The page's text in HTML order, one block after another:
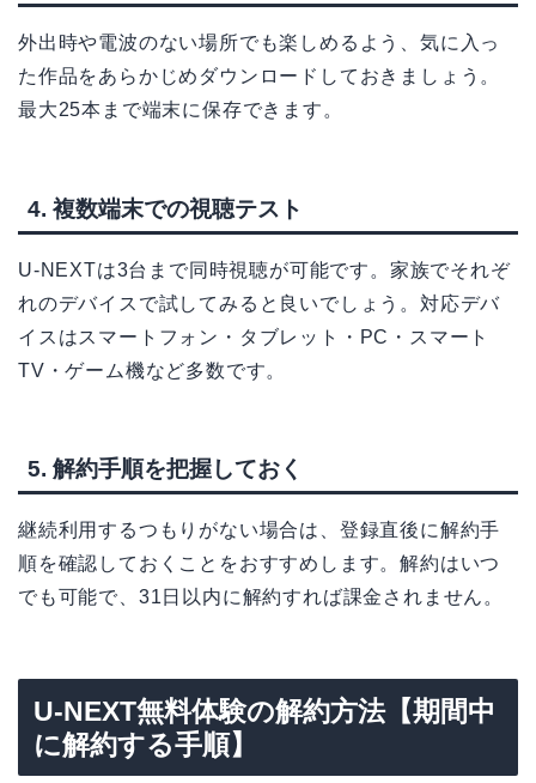
外出時や電波のない場所でも楽しめるよう、気に入っ
た作品をあらかじめダウンロードしておきましょう。
最大25本まで端末に保存できます。
4. 複数端末での視聴テスト
U-NEXTは3台まで同時視聴が可能です。家族でそれぞ
れのデバイスで試してみると良いでしょう。対応デバ
イスはスマートフォン・タブレット・PC・スマート
TV・ゲーム機など多数です。
5. 解約手順を把握しておく
継続利用するつもりがない場合は、登録直後に解約手
順を確認しておくことをおすすめします。解約はいつ
でも可能で、31日以内に解約すれば課金されません。
U-NEXT無料体験の解約方法【期間中
に解約する手順】